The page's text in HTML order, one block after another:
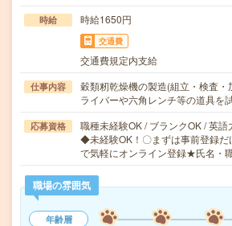
時給 時給1650円
交通費
交通費規定内支給
仕事内容
穀類籾乾燥機の製造(組立・検査・
ライバーや六角レンチ等の道具を
応募資格
職種未経験OK / ブランクOK / 英語
◆未経験OK！〇まずは事前登録だ
で気軽にオンライン登録★氏名・
職場の雰囲気
年齢層